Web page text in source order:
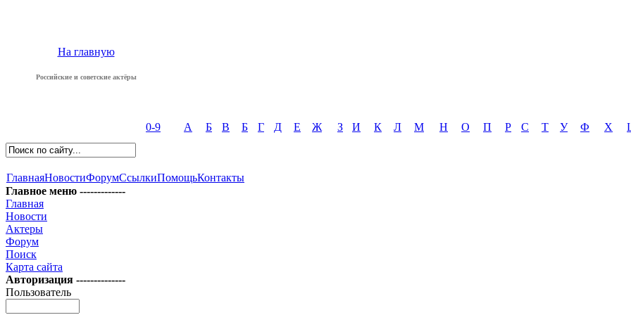
На главную
Российские и советские актёры
0-9 А Б В Б Г Д Е Ж З И К Л М Н О П Р С Т У Ф Х
ГлавнаяНовостиФорумСсылкиПомощьКонтакты
Главное меню -------------
Главная
Новости
Актеры
Форум
Поиск
Карта сайта
Авторизация --------------
Пользователь